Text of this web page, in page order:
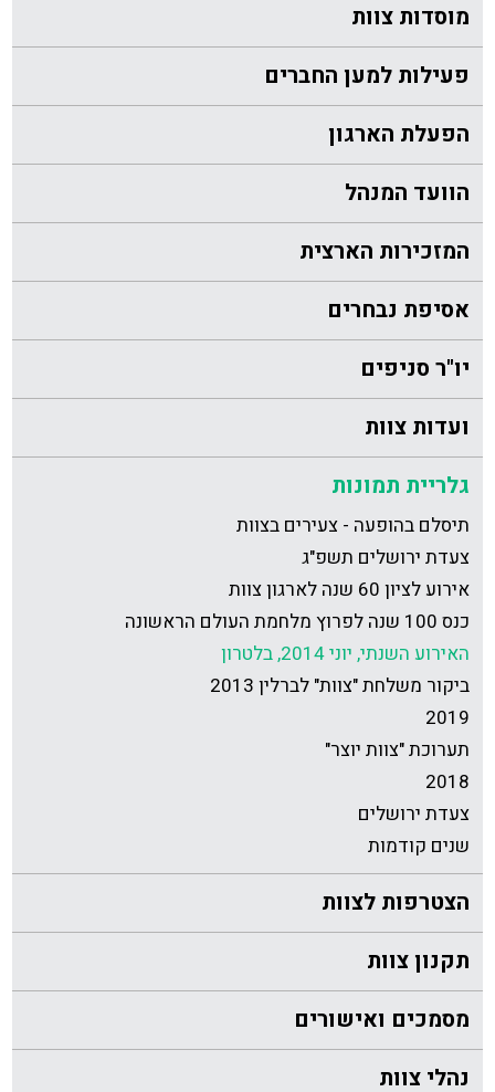
מוסדות צוות
פעילות למען החברים
הפעלת הארגון
הוועד המנהל
המזכירות הארצית
אסיפת נבחרים
יו"ר סניפים
ועדות צוות
גלריית תמונות
תיסלם בהופעה - צעירים בצוות
צעדת ירושלים תשפ"ג
אירוע לציון 60 שנה לארגון צוות
כנס 100 שנה לפרוץ מלחמת העולם הראשונה
האירוע השנתי, יוני 2014, בלטרון
ביקור משלחת "צוות" לברלין 2013
2019
תערוכת "צוות יוצר"
2018
צעדת ירושלים
שנים קודמות
הצטרפות לצוות
תקנון צוות
מסמכים ואישורים
נהלי צוות